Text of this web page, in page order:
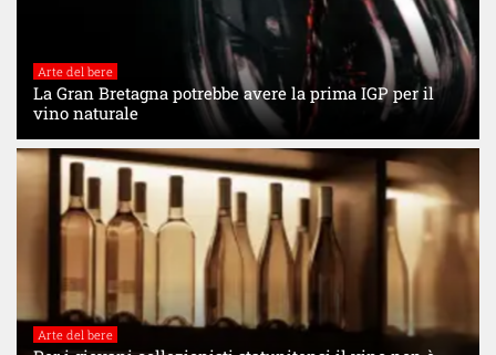
Arte del bere
La Gran Bretagna potrebbe avere la prima IGP per il
vino naturale
Arte del bere